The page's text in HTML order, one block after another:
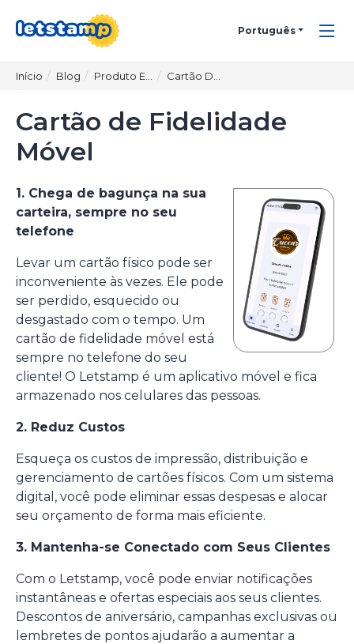
Português
Início Blog
Cartão de Fidelidade
Móvel
1. Chega de bagunça na sua
carteira, sempre no seu
telefone
Levar um cartão físico pode ser
inconveniente às vezes. Ele pode
ser perdido, esquecido ou
desgastado com o tempo. Um
cartão de fidelidade móvel está
sempre no telefone do seu
cliente! O Letstamp é um aplicativo móvel e fica
armazenado nos celulares das pessoas.
2. Reduz Custos
Esqueça os custos de impressão, distribuição e
gerenciamento de cartões físicos. Com um sistema
digital, você pode eliminar essas despesas e alocar
seu orçamento de forma mais eficiente.
3. Mantenha-se Conectado com Seus Clientes
Com o Letstamp, você pode enviar notificações
instantâneas e ofertas especiais aos seus clientes.
Descontos de aniversário, campanhas exclusivas ou
lembretes de pontos ajudarão a aumentar a